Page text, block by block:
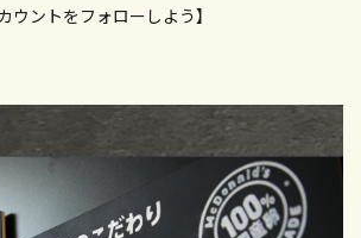
ウントをフォローしよう】